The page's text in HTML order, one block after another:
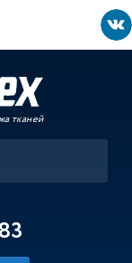
тканей